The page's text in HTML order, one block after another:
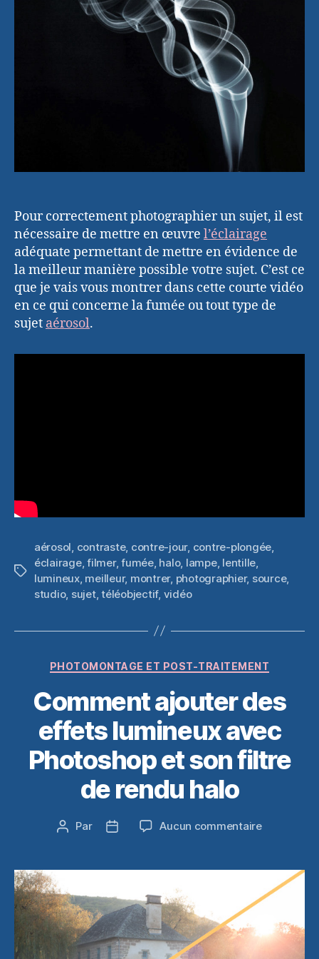
Pour correctement photographier un sujet, il est
nécessaire de mettre en œuvre l’éclairage
adéquate permettant de mettre en évidence de
la meilleur manière possible votre sujet. C’est ce
que je vais vous montrer dans cette courte vidéo
en ce qui concerne la fumée ou tout type de
sujet aérosol.
Étiquettes
aérosol contraste, contre-jour, contre-plongée
éclairage,filmer,fumée, halo, lampe, lentille
lumineux, meilleur, montrer, photographier, source,
studio, sujet,téléobjectif, vidéo
Catégories
PHOTOMONTAGE ET POST-TRAITEMENT
Comment ajouter des
effets lumineux avec
Photoshop et son filtre
de rendu halo
Auteur
Par
Date
Aucun commentairesur
des
effets
lumineux
avec
Photoshop